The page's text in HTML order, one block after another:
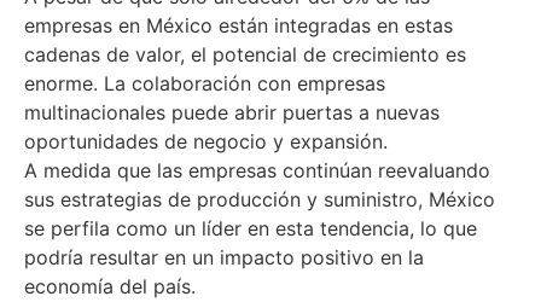
empresas en México están integradas en estas
cadenas de valor, el potencial de crecimiento es
enorme. La colaboración con empresas
multinacionales puede abrir puertas a nuevas
oportunidades de negocio y expansión.
A medida que las empresas continúan reevaluando
sus estrategias de producción y suministro, México
se perfila como un líder en esta tendencia, lo que
podría resultar en un impacto positivo en la
economía del país.